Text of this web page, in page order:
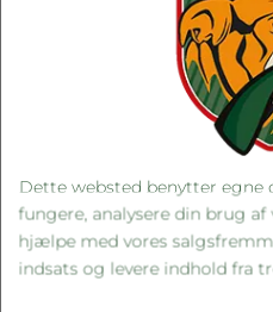
RELATEREDE
Dette websted benytter egne
fungere, analysere din brug
hjælpe med vores
indsats og levere indhold fra